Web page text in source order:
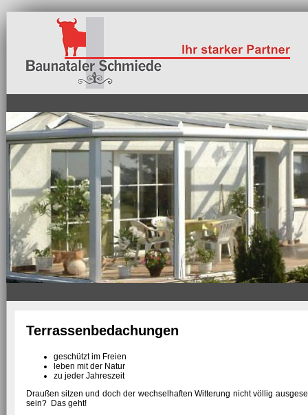
Terrassenbedachungen
geschützt im Freien
leben mit der Natur
zu jeder Jahreszeit
Draußen sitzen und doch der wechselhaften Witterung nicht völlig
sein? Das geht!